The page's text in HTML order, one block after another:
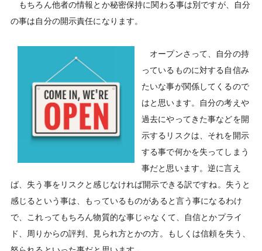
もちろん他者の情報とか秘密保持に関わる事は別ですが、自分
の事は自分の開示責任になります。
オープンさって、自分の持
っているものに対する自信み
たいな事が関係してくるので
はと思います。自分の考えや
過去にやってきた事などを開
示するリスクは、それを開示
する事で何かを失ってしまう
事だと思います。逆に言え
ば、失う事をリスクと感じなければ開示できる訳ですね。失うと
感じるという事は、もっているものがあると言う事になるわけ
で、これってもちろん物質的な事じゃなくて、自信とかプライ
ド、周りからの評判、見られ方とかの方。もしくは信頼を失う、